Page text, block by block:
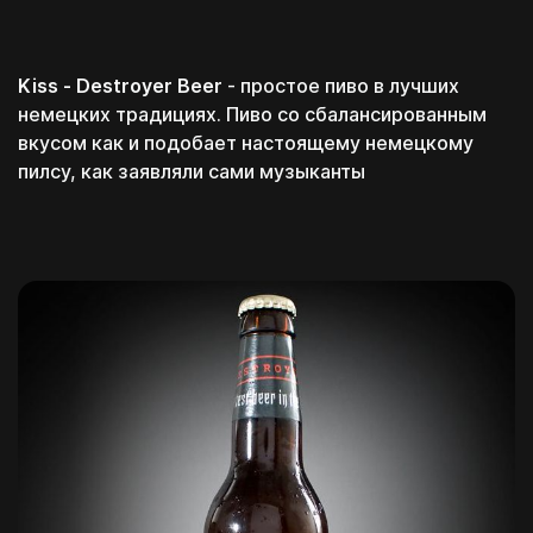
Kiss - Destroyer Beer - простое пиво в лучших
немецких традициях. Пиво со сбалансированным
вкусом как и подобает настоящему немецкому
пилсу, как заявляли сами музыканты